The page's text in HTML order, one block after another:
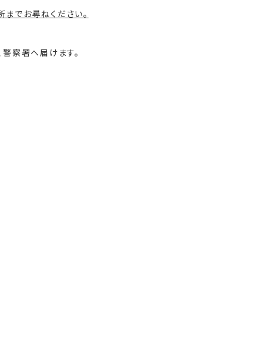
でお尋ねください。
察署へ届けます。